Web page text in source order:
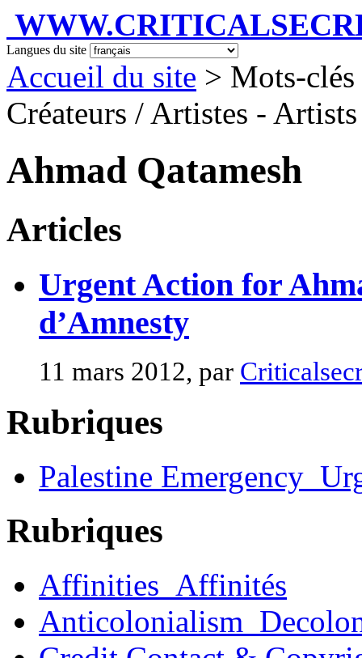
Langues du site
Accueil du site > Mots-
Créateurs / Artistes -
Ahmad Qatamesh
Articles
Urgent Action for
d’Amnesty
11 mars 2012, par
Rubriques
Palestine
Rubriques
Affinities_Affinités